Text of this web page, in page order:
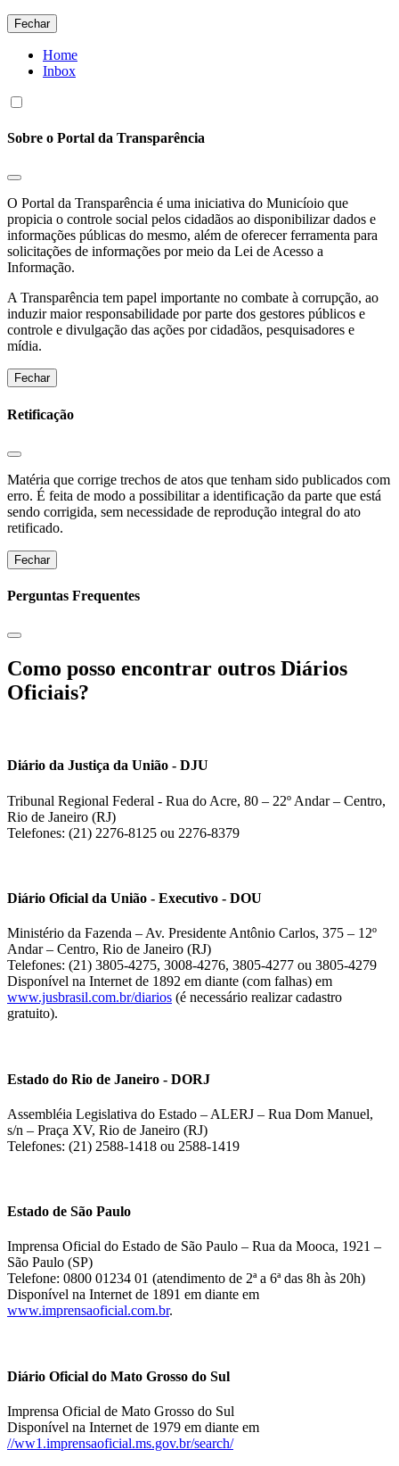
Fechar
Home
Inbox
Sobre o Portal da Transparência
O Portal da Transparência é uma iniciativa do Municíoio que
propicia o controle social pelos cidadãos ao disponibilizar dados e
informações públicas do mesmo, além de oferecer ferramenta para
solicitações de informações por meio da Lei de Acesso a
Informação.
A Transparência tem papel importante no combate à corrupção, ao
induzir maior responsabilidade por parte dos gestores públicos e
controle e divulgação das ações por cidadãos, pesquisadores e
mídia.
Fechar
Retificação
Matéria que corrige trechos de atos que tenham sido publicados com
erro. É feita de modo a possibilitar a identificação da parte que está
sendo corrigida, sem necessidade de reprodução integral do ato
retificado.
Fechar
Perguntas Frequentes
Como posso encontrar outros Diários
Oficiais?
Diário da Justiça da União - DJU
Tribunal Regional Federal - Rua do Acre, 80 – 22º Andar – Centro,
Rio de Janeiro (RJ)
Telefones: (21) 2276-8125 ou 2276-8379
Diário Oficial da União - Executivo - DOU
Ministério da Fazenda – Av. Presidente Antônio Carlos, 375 – 12º
Andar – Centro, Rio de Janeiro (RJ)
Telefones: (21) 3805-4275, 3008-4276, 3805-4277 ou 3805-4279
Disponível na Internet de 1892 em diante (com falhas) em
www.jusbrasil.com.br/diarios (é necessário realizar cadastro
gratuito).
Estado do Rio de Janeiro - DORJ
Assembléia Legislativa do Estado – ALERJ – Rua Dom Manuel,
s/n – Praça XV, Rio de Janeiro (RJ)
Telefones: (21) 2588-1418 ou 2588-1419
Estado de São Paulo
Imprensa Oficial do Estado de São Paulo – Rua da Mooca, 1921 –
São Paulo (SP)
Telefone: 0800 01234 01 (atendimento de 2ª a 6ª das 8h às 20h)
Disponível na Internet de 1891 em diante em
www.imprensaoficial.com.br.
Diário Oficial do Mato Grosso do Sul
Imprensa Oficial de Mato Grosso do Sul
Disponível na Internet de 1979 em diante em
//ww1.imprensaoficial.ms.gov.br/search/